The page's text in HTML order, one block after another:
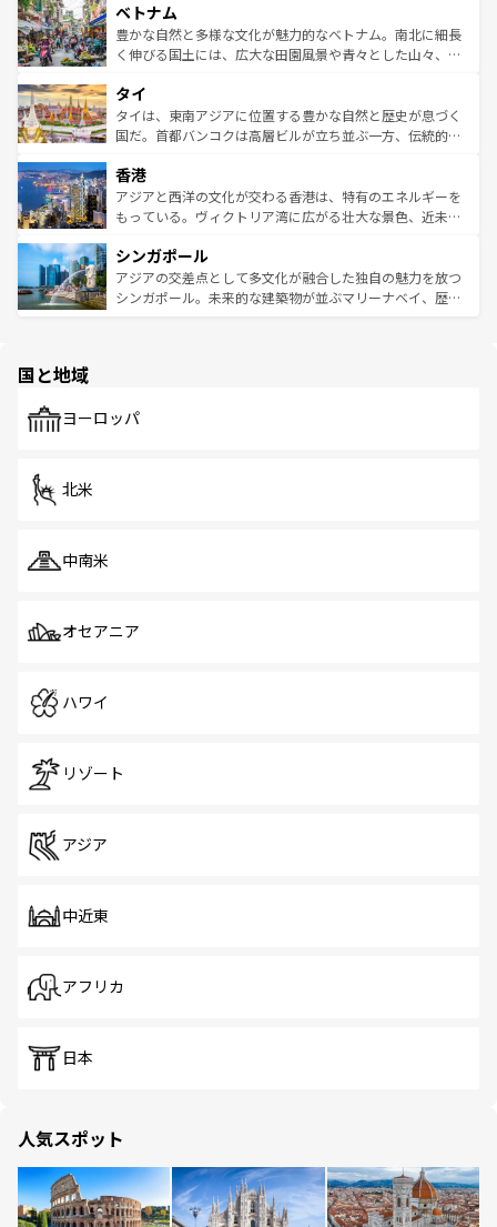
参照してほしい。
容にもいいと評判のスイーツなど、バラエティ豊かな料理
が味わえる。 なお、新着の台湾情報は コンテンツ一覧を参
照してほしい。
き、地方に足を延ばせば四季折々の自然美を楽しむことが
できる。そして、キムチや焼肉、絶品のストリートフード
まで、さまざまな韓国料理が待っている。夜には、韓国な
リティに包まれながら、韓国の多彩な魅力を心ゆくまで味
わってみてほしい。 なお、新着の韓国情報はコンテンツ一
覧を参照してほしい。
ベトナム
豊かな自然と多様な文化が魅力的なベトナム。南北に細長
く伸びる国土には、広大な田園風景や青々とした山々、世
急速な発展と共に伝統が息づく。ハノイの古い町並みやホ
ーチミン市のフランス統治時代の建物も、独特の雰囲気を
醸し出している。また、バラエティの豊かさとおいしさで
とつ。フォーやバインミー、ベトナムコーヒーなどは、ぜ
ひ現地で味わいたい。どの地域を訪れてもあたたかい人々
が旅行者を迎えてくれるので、きっと忘れられない旅にな
参照してほしい。
タイ
タイは、東南アジアに位置する豊かな自然と歴史が息づく
国だ。首都バンコクは高層ビルが立ち並ぶ一方、伝統的な
の活気が交差している。北部ではチェンマイなどの山岳地
帯で自然と触れ合い、南部ではプーケットやクラビの美し
いビーチでリゾート気分を楽しむことができる。タイ料理
激する。気候は一年中温暖で、どの季節にも異なる楽しみ
が待っている。親しみやすいタイの人々、仏教を中心とし
た文化、そして多様な観光資源が、訪れる旅人を魅了し続
香港
アジアと西洋の文化が交わる香港は、特有のエネルギーを
もっている。ヴィクトリア湾に広がる壮大な景色、近未来
み、どこを訪れても感動するはず。観光スポットが密集し
ており、効率よく見どころを回れるのも魅力。息をのむよ
うな絶景から文化的な体験まで、香港を存分に楽しみ尽く
シンガポール
アジアの交差点として多文化が融合した独自の魅力を放つ
シンガポール。未来的な建築物が並ぶマリーナベイ、歴史
で、ホーカーズは地元の風情を楽しめる外せないスポット
国と地域
ヨーロッパ
北米
中南米
オセアニア
ハワイ
リゾート
アジア
中近東
アフリカ
日本
人気スポット